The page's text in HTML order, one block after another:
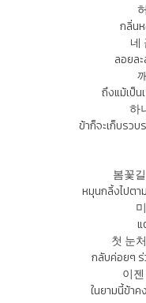
กลิ่น
네
ลอยล
ถึงแม้เป็น
하
ข้าก็จะเก็บรว
봄꽃
หมุนกลิ้งไปตา
แ
첫 눈
กลับค่อยๆ ร่
이
ในยามนี้ข้าค